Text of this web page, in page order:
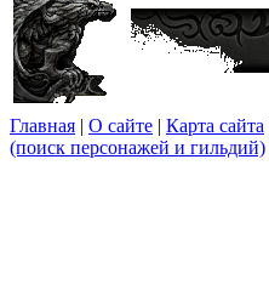
Главная | О сайте | Карта сайта
(поиск персонажей и гильдий)